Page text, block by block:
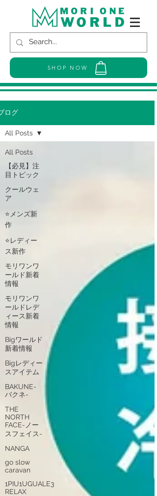
SHOP NOW
ログ
All Posts
【必見】注
目トピック
クールウェ
ア
⭐メンズ新
作
⭐レディー
ス新作
モリワンワ
ールド新着
情報
モリワンワ
ールドレデ
ィース新着
情報
Bigワールド
新着情報
Bigレディー
スアイテム
BAKUNE-
バクネ-
THE
NORTH
FACE-ノー
スフェイス-
NANGA
go slow
caravan
1PIU1UGUALE3
RELAX
All Posts